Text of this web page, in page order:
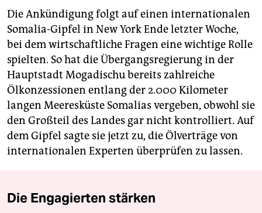
Die Ankündigung folgt auf einen internationalen
Somalia-Gipfel in New York Ende letzter Woche,
bei dem wirtschaftliche Fragen eine wichtige Rolle
spielten. So hat die Übergangsregierung in der
Hauptstadt Mogadischu bereits zahlreiche
Ölkonzessionen entlang der 2.000 Kilometer
langen Meeresküste Somalias vergeben, obwohl sie
den Großteil des Landes gar nicht kontrolliert. Auf
dem Gipfel sagte sie jetzt zu, die Ölverträge von
internationalen Experten überprüfen zu lassen.
Die Engagierten stärken